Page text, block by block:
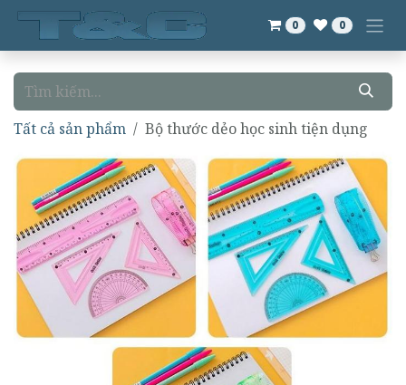
Bỏ qua để đến Nội dung
0 0
Tất cả sản phẩm Bộ thước dẻo học sinh tiện dụng